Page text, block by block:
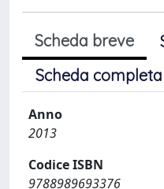
Scheda breve
Scheda
Anno
2013
Codice ISBN
9788989693376